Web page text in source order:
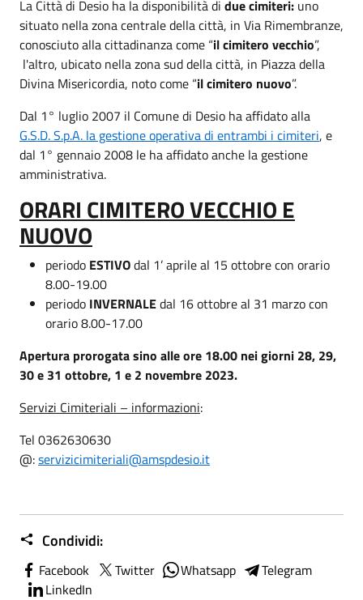
La Città di Desio ha la disponibilità di due cimiteri: uno
situato nella zona centrale della città, in Via Rimembranze,
conosciuto alla cittadinanza come “il cimitero vecchio”,
l'altro, ubicato nella zona sud della città, in Piazza della
Divina Misericordia, noto come “il cimitero nuovo”.
Dal 1° luglio 2007 il Comune di Desio ha affidato alla
G.S.D. S.p.A. la gestione operativa di entrambi i cimiteri, e
dal 1° gennaio 2008 le ha affidato anche la gestione
amministrativa.
ORARI CIMITERO VECCHIO E
NUOVO
periodo ESTIVOdal 1’ aprile al 15 ottobre con orario
8.00-19.00
periodo INVERNALEdal 16 ottobre al 31 marzo con
orario 8.00-17.00
Apertura prorogata sino alle ore 18.00 nei giorni 28, 29,
30 e 31 ottobre, 1 e 2 novembre 2023.
Servizi Cimiteriali – informazioni:
Tel 0362630630
@:servizicimiteriali@amspdesio.it
Condividi:
Facebook Twitter Whatsapp
Telegram
LinkedIn